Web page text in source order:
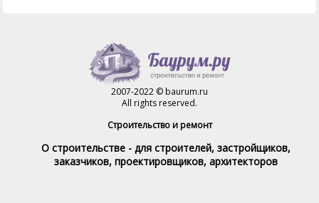
2007-2022 © baurum.ru
All rights reserved.
Строительство и ремонт
О строительстве - для строителей, застройщиков,
заказчиков, проектировщиков, архитекторов